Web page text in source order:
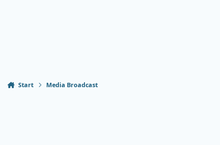
Start Media Broadcast